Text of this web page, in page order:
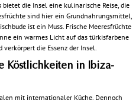
die Insel eine kulinarische Reise, die
sind hier ein Grundnahrungsmittel,
ist ein Muss. Frische Meeresfrüchte
ein warmes Licht auf das türkisfarbene
die Essenz der Insel.
Köstlichkeiten in Ibiza-
mit internationaler Küche. Dennoch